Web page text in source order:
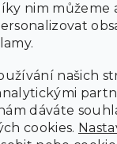
nim můžeme
našich
dáváte
cookies.